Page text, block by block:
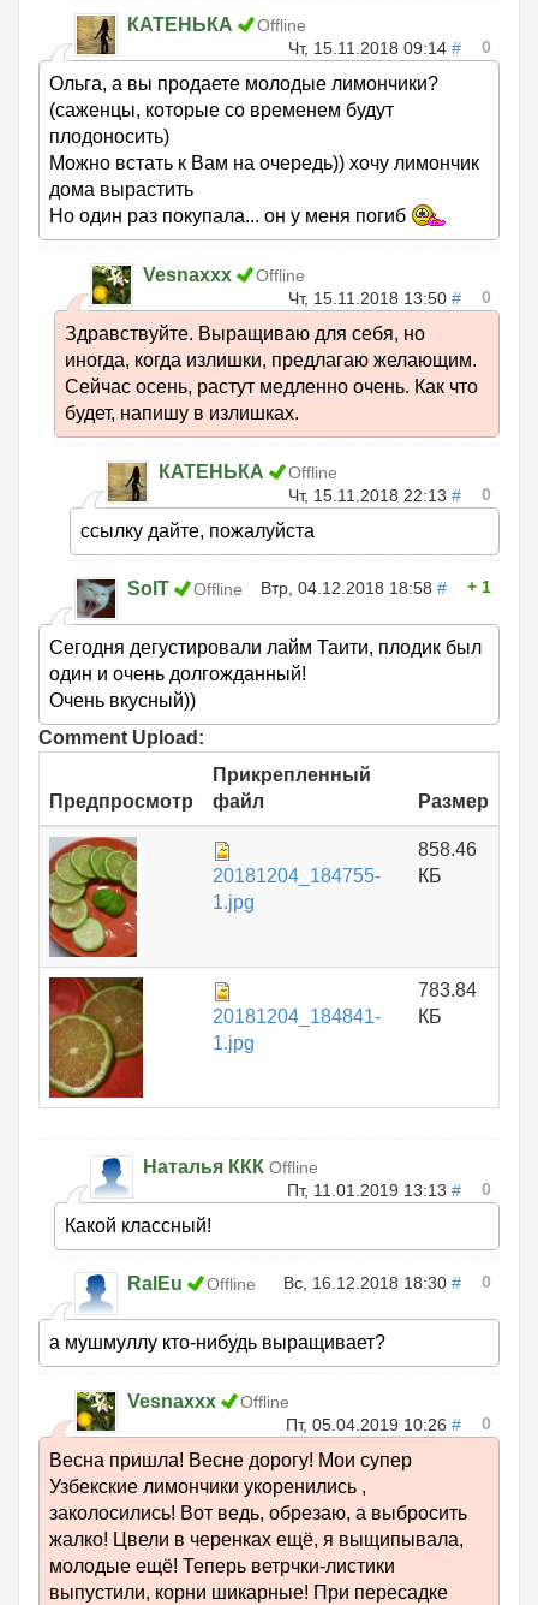
КАТЕНЬКА
Offline
Чт, 15.11.2018 09:14 # 0
Ольга, а вы продаете молодые лимончики?
(саженцы, которые со временем будут
плодоносить)
Можно встать к Вам на очередь)) хочу лимончик
дома вырастить
Но один раз покупала... он у меня погиб
Vesnaxxx
Offline
Чт, 15.11.2018 13:50 # 0
Здравствуйте. Выращиваю для себя, но
иногда, когда излишки, предлагаю желающим.
Сейчас осень, растут медленно очень. Как что
будет, напишу в излишках.
КАТЕНЬКА
Offline
Чт, 15.11.2018 22:13 # 0
ссылку дайте, пожалуйста
SolT Offline Втр, 04.12.2018 18:58 # 1
Сегодня дегустировали лайм Таити, плодик был
один и очень долгожданный!
Очень вкусный))
Comment Upload:
Предпросмотр
Прикрепленный
файл
Размер
20181204_184755-
1.jpg
858.46
КБ
20181204_184841-
1.jpg
783.84
КБ
Наталья ККК Offline
Пт, 11.01.2019 13:13 # 0
Какой классный!
RalEu Offline Вс, 16.12.2018 18:30 # 0
а мушмуллу кто-нибудь выращивает?
Vesnaxxx
Offline
Пт, 05.04.2019 10:26 # 0
Весна пришла! Весне дорогу! Мои супер
Узбекские лимончики укоренились ,
заколосились! Вот ведь, обрезаю, а выбросить
жалко! Цвели в черенках ещё, я выщипывала,
молодые ещё! Теперь ветрчки-листики
выпустили, корни шикарные! При пересадке